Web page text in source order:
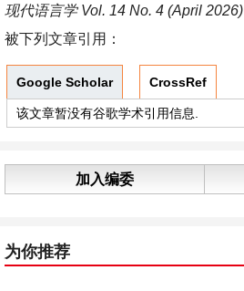
现代语言学 Vol. 14 No. 4 (April 2026)
被下列文章引用：
Google Scholar CrossRef
该文章暂没有谷歌学术引用信息.
加入编委
为你推荐